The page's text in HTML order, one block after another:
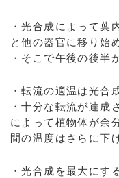
・光合成によって葉
と他の器官に移り始
・そこで午後の後半
・転流の適温は光合
・十分な転流が達成
によって植物体が余
間の温度はさらに下
・光合成を最大にす